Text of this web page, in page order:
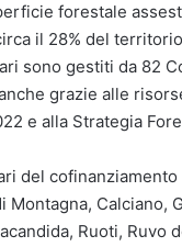
forestale
il 28% del
sono gestiti da 82
grazie alle
e alla Strategia
del cofinanziamento
Montagna, Calciano,
Ruoti, Ruvo